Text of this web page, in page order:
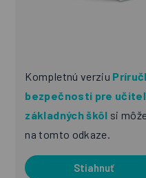
Kompletnú verziu
bezpečnosti pre
základných škôl si
na tomto odkaze.
Stiahnuť